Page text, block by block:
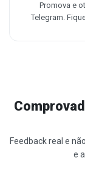
Promova e
Telegram.
Feedback real e
e